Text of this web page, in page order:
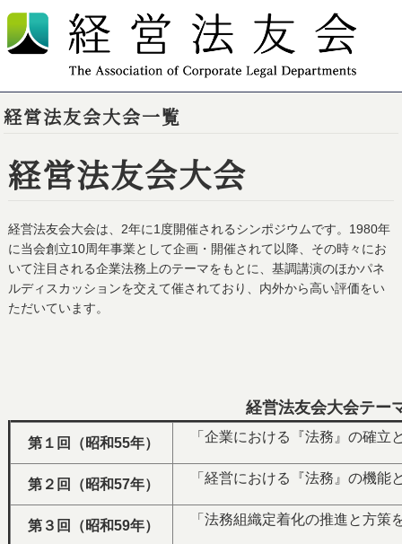
経営法友会大会一覧
経営法友会大会
経営法友会大会は、2年に1度開催されるシンポジウムです。1980年
に当会創立10周年事業として企画・開催されて以降、その時々にお
いて注目される企業法務上のテーマをもとに、基調講演のほかパネ
ルディスカッションを交えて催されており、内外から高い評価をい
ただいています。
経営法友会大会テ
第１回（昭和55年） 「企業における『法務』の確立
第２回（昭和57年） 「経営における『法務』の機能
第３回（昭和59年） 「法務組織定着化の推進と方策